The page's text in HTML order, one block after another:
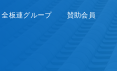
全板連グループ 賛助会員